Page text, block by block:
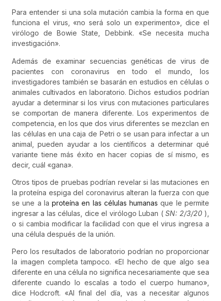
Para entender si una sola mutación cambia la forma en que
funciona el virus, «no será solo un experimento», dice el
virólogo de Bowie State, Debbink. «Se necesita mucha
investigación».
Además de examinar secuencias genéticas de virus de
pacientes con coronavirus en todo el mundo, los
investigadores también se basarán en estudios en células o
animales cultivados en laboratorio. Dichos estudios podrían
ayudar a determinar si los virus con mutaciones particulares
se comportan de manera diferente. Los experimentos de
competencia, en los que dos virus diferentes se mezclan en
las células en una caja de Petri o se usan para infectar a un
animal, pueden ayudar a los científicos a determinar qué
variante tiene más éxito en hacer copias de sí mismo, es
decir, cuál «gana».
Otros tipos de pruebas podrían revelar si las mutaciones en
la proteína espiga del coronavirus alteran la fuerza con que
se une a laproteína en las células humanas que le permite
ingresar a las células, dice el virólogo Luban (SN: 2/3/20),
o si cambia modificar la facilidad con que el virus ingresa a
una célula después de la unión.
Pero los resultados de laboratorio podrían no proporcionar
la imagen completa tampoco. «El hecho de que algo sea
diferente en una célula no significa necesariamente que sea
diferente cuando lo escalas a todo el cuerpo humano»,
dice Hodcroft. «Al final del día, vas a necesitar algunos